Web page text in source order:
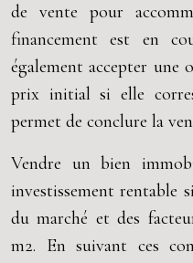
de vente pour
financement est en
également accepter une
prix initial si elle
permet de conclure la
Vendre un bien
investissement rentable
du marché et des
m2. En suivant ces